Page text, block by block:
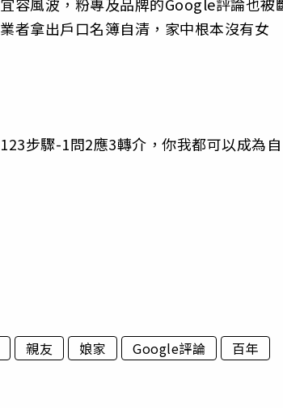
容風波，粉專及品牌的Google評論也被
者拿出戶口名簿自清，家中根本沒有女
步驟-1問2應3轉介，你我都可以成為自
親友 娘家 Google評論
百年